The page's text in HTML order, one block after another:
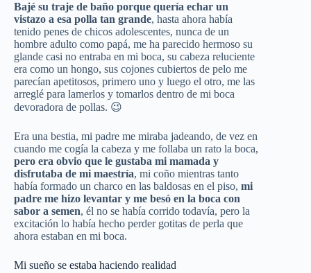
Bajé su traje de baño porque quería echar un
vistazo a esa polla tan grande, hasta ahora había
tenido penes de chicos adolescentes, nunca de un
hombre adulto como papá, me ha parecido hermoso su
glande casi no entraba en mi boca, su cabeza reluciente
era como un hongo, sus cojones cubiertos de pelo me
parecían apetitosos, primero uno y luego el otro, me las
arreglé para lamerlos y tomarlos dentro de mi boca
devoradora de pollas. 😉
Era una bestia, mi padre me miraba jadeando, de vez en
cuando me cogía la cabeza y me follaba un rato la boca,
pero era obvio que le gustaba mi mamada y
disfrutaba de mi maestría, mi coño mientras tanto
había formado un charco en las baldosas en el piso, mi
padre me hizo levantar y me besó en la boca con
sabor a semen, él no se había corrido todavía, pero la
excitación lo había hecho perder gotitas de perla que
ahora estaban en mi boca.
Mi sueño se estaba haciendo realidad